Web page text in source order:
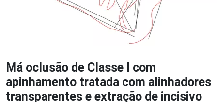
Má oclusão de Classe I com
apinhamento tratada com alinhadores
transparentes e extração de incisivo